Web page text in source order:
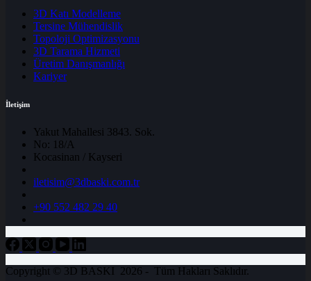
3D Katı Modelleme
Tersine Mühendislik
Topoloji Optimizasyonu
3D Tarama Hizmeti
Üretim Danışmanlığı
Kariyer
İletişim
Yakut Mahallesi 3843. Sok.
No: 18/A
Kocasinan / Kayseri
iletisim@3dbaski.com.tr
+90 552 482 29 40
Copyright © 3D BASKI 2026 - Tüm Hakları Saklıdır.